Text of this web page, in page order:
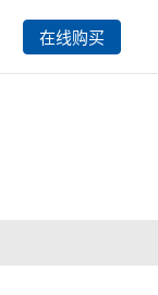
在线购买